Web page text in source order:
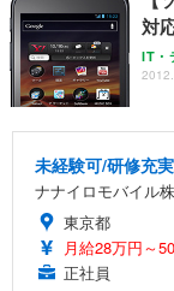
対
IT・
未経験可/研修充
ナナイロモバイル
東京都
月給28万円～
正社員